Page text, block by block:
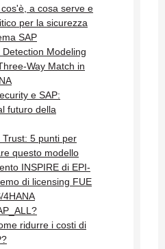
a cosa serve e
per la sicurezza
SAP
Modeling
Way Match in
e SAP:
futuro della
Trust: 5 punti per
questo modello
INSPIRE di EPI-
di licensing FUE
4HANA
ridurre i costi di